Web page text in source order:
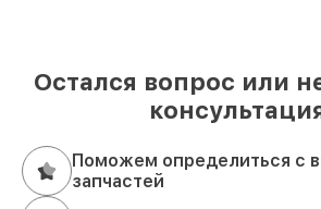
Остался вопрос или
Поможем определиться с
запчастей